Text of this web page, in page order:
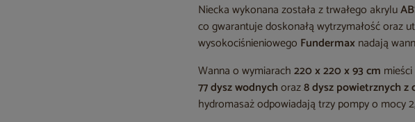
Niecka wykonana została z trwałego akrylu
co gwarantuje doskonałą wytrzymałość oraz
wysokociśnieniowego Fundermaxnadają
Wanna o wymiarach220 x 220 x 93 cm mieści
77 dysz wodnychoraz8 dysz powietrznych
hydromasaż odpowiadają trzy pompy o mocy